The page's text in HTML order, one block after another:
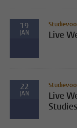
19
JAN Live
22
JAN
Live
Studies